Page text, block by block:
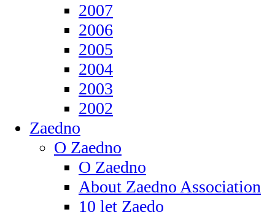
2007
2006
2005
2004
2003
2002
Zaedno
O Zaedno
O Zaedno
About Zaedno Association
10 let Zaedo